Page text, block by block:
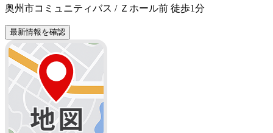
奥州市コミュニティバス / Ｚホール前 徒歩1分
最新情報を確認